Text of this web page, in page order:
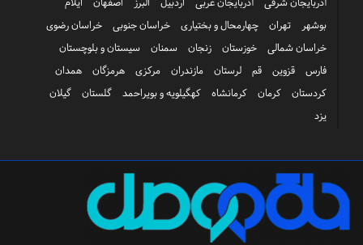
بوشهر
تهران چهارمحال و بختیاری خراسان جنوبی
خراسان رضوی
خراسان شمالی
خوزستان زنجان سمنان
سیستان و بلوچستان
فارس
قزوین قم لرستان مازندران مرکزی هرمزگان
همدان
کردستان
کرمان کرمانشاه کهگیلویه و بویراحمد گلستان
گیلان
یزد